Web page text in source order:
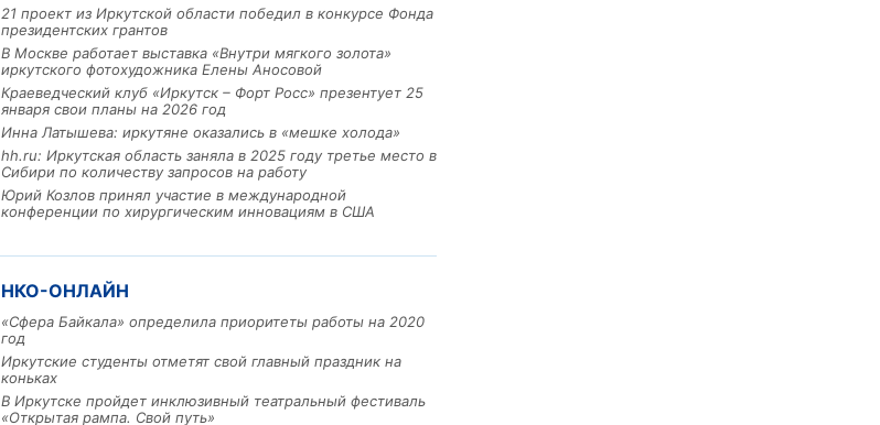
21 проект из Иркутской области победил в конкурсе Фонда
президентских грантов
В Москве работает выставка «Внутри мягкого золота»
иркутского фотохудожника Елены Аносовой
Краеведческий клуб «Иркутск – Форт Росс» презентует 25
января свои планы на 2026 год
Инна Латышева: иркутяне оказались в «мешке холода»
hh.ru: Иркутская область заняла в 2025 году третье место в
Сибири по количеству запросов на работу
Юрий Козлов принял участие в международной
конференции по хирургическим инновациям в США
НКО-ОНЛАЙН
«Сфера Байкала» определила приоритеты работы на 2020
год
Иркутские студенты отметят свой главный праздник на
коньках
В Иркутске пройдет инклюзивный театральный фестиваль
«Открытая рампа. Свой путь»